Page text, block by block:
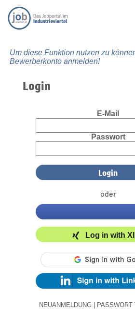
Um diese Funktion nutzen zu
Bewerberkonto anmelden!
Login
E-Mail
Passwort
oder
Log in with
NEUANMELDUNG | PASSWORT